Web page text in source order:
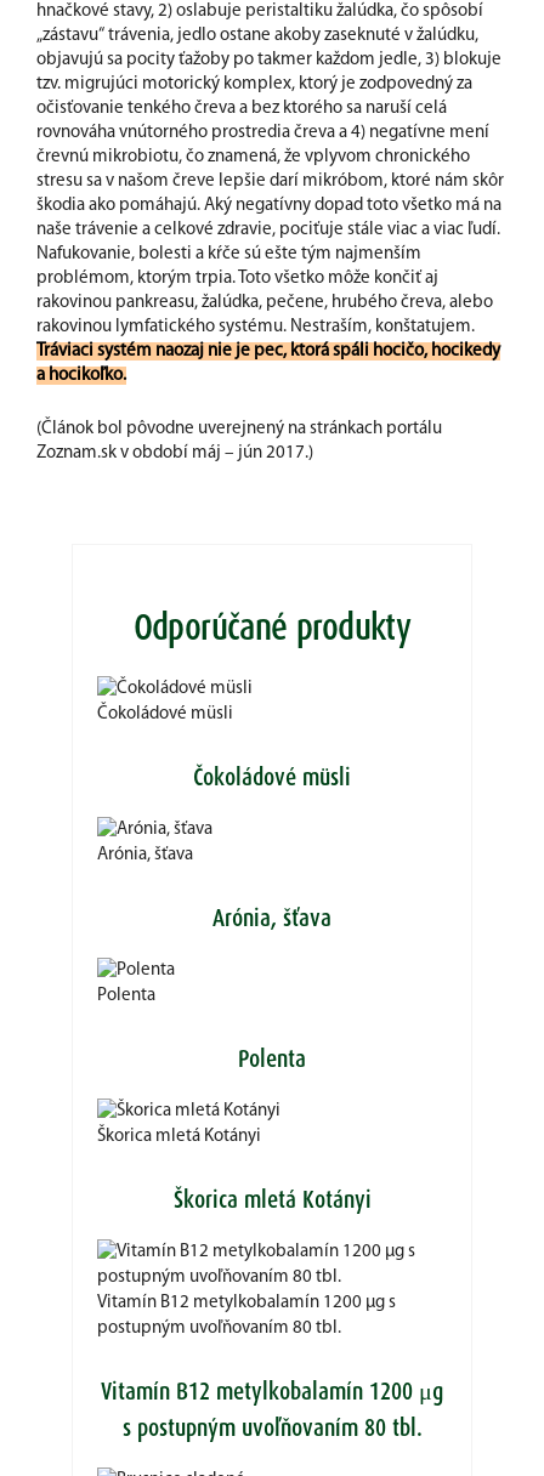
hnačkové stavy, 2) oslabuje peristaltiku žalúdka, čo spôsobí
„zástavu“ trávenia, jedlo ostane akoby zaseknuté v žalúdku,
objavujú sa pocity ťažoby po takmer každom jedle, 3) blokuje
tzv. migrujúci motorický komplex, ktorý je zodpovedný za
očisťovanie tenkého čreva a bez ktorého sa naruší celá
rovnováha vnútorného prostredia čreva a 4) negatívne mení
črevnú mikrobiotu, čo znamená, že vplyvom chronického
stresu sa v našom čreve lepšie darí mikróbom, ktoré nám skôr
škodia ako pomáhajú. Aký negatívny dopad toto všetko má na
naše trávenie a celkové zdravie, pociťuje stále viac a viac ľudí.
Nafukovanie, bolesti a kŕče sú ešte tým najmenším
problémom, ktorým trpia. Toto všetko môže končiť aj
rakovinou pankreasu, žalúdka, pečene, hrubého čreva, alebo
rakovinou lymfatického systému. Nestraším, konštatujem.
Tráviaci systém naozaj nie je pec, ktorá spáli hocičo, hocikedy
a hocikoľko.
(Článok bol pôvodne uverejnený na stránkach portálu
Zoznam.sk v období máj – jún 2017.)
Odporúčané produkty
Čokoládové müsli
Čokoládové müsli
Arónia, šťava
Arónia, šťava
Polenta
Polenta
Škorica mletá Kotányi
Škorica mletá Kotányi
Vitamín B12 metylkobalamín 1200 μg s
postupným uvoľňovaním 80 tbl.
Vitamín B12 metylkobalamín 1200 μg
s postupným uvoľňovaním 80 tbl.